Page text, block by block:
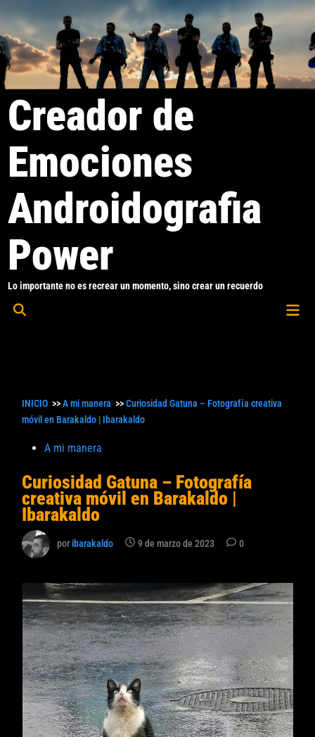
al
contenido
Creador de
Emociones
Androidografia
Power
Lo importante no es recrear un momento, sino crear un recuerdo
Abrir
INICIO >>A mi manera >>Curiosidad Gatuna – Fotografía creativa
móvil en Barakaldo | Ibarakaldo
Publicado
A mi manera
Curiosidad Gatuna – Fotografía
creativa móvil en Barakaldo |
Ibarakaldo
poribarakaldo 9 de marzo de 2023 0